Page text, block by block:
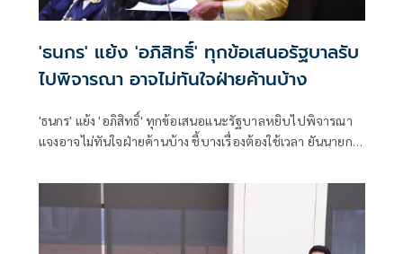
'ธนกร' แย้ง 'อภิสิทธิ์' ทุกข้อเสนอรัฐบาลรับ
ไปพิจารณา อาจไม่ทันใจฝ่ายค้านบ้าง
'ธนกร' แย้ง 'อภิสิทธิ์' ทุกข้อเสนอแนะรัฐบาลหยิบไปพิจารณา
แจงอาจไม่ทันใจฝ่ายค้านบ้าง ชี้บางเรื่องต้องใช้เวลา ยันนายกฯ